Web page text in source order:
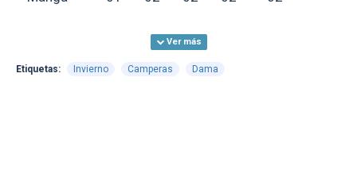
**Medidas aproximadas, expresadas en
centímetros**
Etiquetas: Invierno Camperas Dama